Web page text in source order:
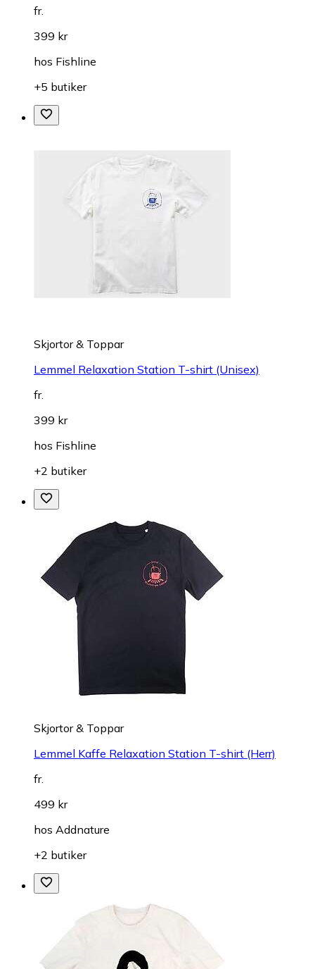
fr.
399 kr
hos Fishline
+5 butiker
Skjortor & Toppar
Lemmel Relaxation Station T-shirt (Unisex)
fr.
399 kr
hos Fishline
+2 butiker
Skjortor & Toppar
Lemmel Kaffe Relaxation Station T-shirt (Herr)
fr.
499 kr
hos Addnature
+2 butiker